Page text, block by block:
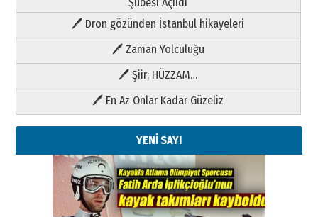
🖊 Dron gözünden İstanbul hikayeleri
🖊 Zaman Yolculuğu
🖊 Şiir; HÜZZAM…
🖊 En Az Onlar Kadar Güzeliz
YENİ SAYI